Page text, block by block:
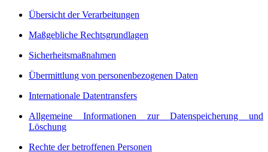
Übersicht der Verarbeitungen
Maßgebliche Rechtsgrundlagen
Sicherheitsmaßnahmen
Übermittlung von personenbezogenen Daten
Internationale Datentransfers
Allgemeine Informationen zur Datenspeicherung und
Löschung
Rechte der betroffenen Personen